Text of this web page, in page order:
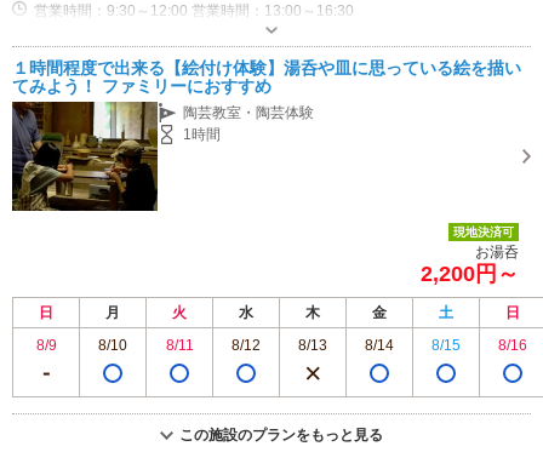
営業時間：9:30～12:00 営業時間：13:00～16:30
１時間程度で出来る【絵付け体験】湯呑や皿に思っている絵を描い
てみよう！ ファミリーにおすすめ
陶芸教室・陶芸体験
1時間
現地決済可
お湯呑
2,200円～
日 月 火 水 木 金 土
日
8/9
8/10 8/11 8/12 8/13 8/14 8/15 8/16
この施設のプランをもっと見る